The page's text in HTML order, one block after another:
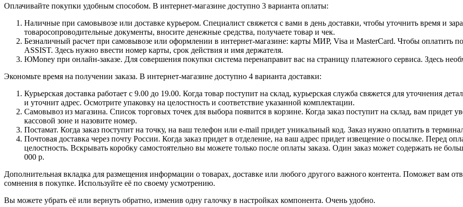
Оплачивайте покупки удобным способом. В интернет-магазине доступно 3 варианта оплаты:
Наличные при самовывозе или доставке курьером. Специалист свяжется с вами в день доставки, чтобы уточнить время и
товаросопроводительные документы, вносите денежные средства, получаете товар и чек.
Безналичный расчет при самовывозе или оформлении в интернет-магазине: карты МИР, Visa и MasterCard. Чтобы оплатить
ASSIST. Здесь нужно ввести номер карты, срок действия и имя держателя.
ЮMoney при онлайн-заказе. Для совершения покупки система перенаправит вас на страницу платежного сервиса. Здесь
Экономьте время на получении заказа. В интернет-магазине доступно 4 варианта доставки:
Курьерская доставка работает с 9.00 до 19.00. Когда товар поступит на склад, курьерская служба свяжется для уточнения
и уточнит адрес. Осмотрите упаковку на целостность и соответствие указанной комплектации.
Самовывоз из магазина. Список торговых точек для выбора появится в корзине. Когда заказ поступит на склад, вам придет
кассовой зоне и назовите номер.
Постамат. Когда заказ поступит на точку, на ваш телефон или e-mail придет уникальный код. Заказ нужно оплатить в
Почтовая доставка через почту России. Когда заказ придет в отделение, на ваш адрес придет извещение о посылке. Перед
целостность. Вскрывать коробку самостоятельно вы можете только после оплаты заказа. Один заказ может содержать не
000 р.
Дополнительная вкладка для размещения информации о товарах, доставке или любого другого важного контента. Поможет вам
сомнения в покупке. Используйте её по своему усмотрению.
Вы можете убрать её или вернуть обратно, изменив одну галочку в настройках компонента. Очень удобно.